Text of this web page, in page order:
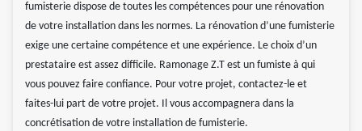
fumisterie dispose de toutes les compétences pour une rénovation
de votre installation dans les normes. La rénovation d’une fumisterie
exige une certaine compétence et une expérience. Le choix d’un
prestataire est assez difficile. Ramonage Z.T est un fumiste à qui
vous pouvez faire confiance. Pour votre projet, contactez-le et
faites-lui part de votre projet. Il vous accompagnera dans la
concrétisation de votre installation de fumisterie.